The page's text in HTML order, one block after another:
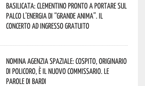
Basilicata: Clementino pronto a portare sul
palco l’energia di “Grande Anima”. Il
concerto ad ingresso gratuito
Nomina Agenzia Spaziale: Cospito, originario
di Policoro, è il nuovo commissario. Le
parole di Bardi